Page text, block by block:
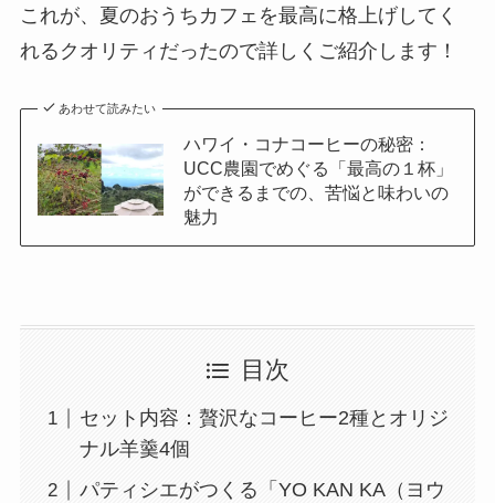
これが、夏のおうちカフェを最高に格上げしてく
れるクオリティだったので詳しくご紹介します！
あわせて読みたい
ハワイ・コナコーヒーの秘密：
UCC農園でめぐる「最高の１杯」
ができるまでの、苦悩と味わいの
魅力
目次
セット内容：贅沢なコーヒー2種とオリジ
ナル羊羹4個
パティシエがつくる「YO KAN KA（ヨウ